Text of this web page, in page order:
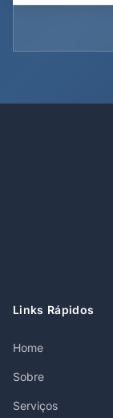
Links Rápidos
Home
Sobre
Serviços